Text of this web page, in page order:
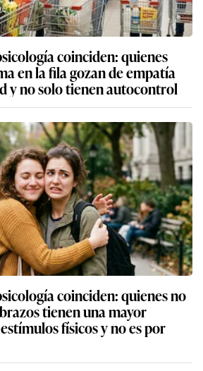
coinciden: quienes
en la fila gozan de empatía
y no solo tienen autocontrol
coinciden: quienes no
tienen una mayor
físicos y no es por